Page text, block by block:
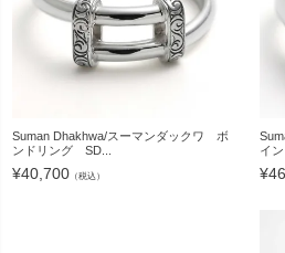
Suman Dhakhwa/スーマンダックワ ボ
ンドリング SD...
¥40,700 （税込）
イ
¥